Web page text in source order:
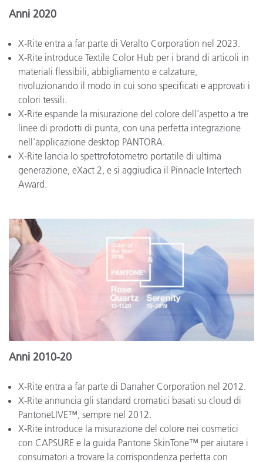
Anni 2020
X-Rite entra a far parte di Veralto Corporation nel 2023.
X-Rite introduce Textile Color Hub per i brand di articoli in
materiali flessibili, abbigliamento e calzature,
rivoluzionando il modo in cui sono specificati e approvati i
colori tessili.
X-Rite espande la misurazione del colore dell'aspetto a tre
linee di prodotti di punta, con una perfetta integrazione
nell'applicazione desktop PANTORA.
X-Rite lancia lo spettrofotometro portatile di ultima
generazione, eXact 2, e si aggiudica il Pinnacle Intertech
Award.
Anni 2010-20
X-Rite entra a far parte di Danaher Corporation nel 2012.
X-Rite annuncia gli standard cromatici basati su cloud di
PantoneLIVE™, sempre nel 2012.
X-Rite introduce la misurazione del colore nei cosmetici
con CAPSURE e la guida Pantone SkinTone™ per aiutare i
consumatori a trovare la corrispondenza perfetta con